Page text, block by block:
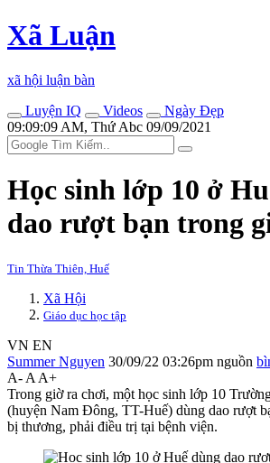
Xã Luận
xã hội luận bàn
Luyện IQ
Videos
Ngày Đẹp
09:09:09 AM, Thứ Abc 09/09/2021
Học sinh lớp 10 ở
dao rượt bạn trong
Tin Thừa Thiên, Huế
Xã Hội
Giáo dục học tập
VN EN
Summer Nguyen 30/09/22 03:26pm nguồn
A- A A+
Trong giờ ra chơi, một học sinh lớp 10
(huyện Nam Đông, TT-Huế) dùng dao rượt
bị thương, phải điều trị tại bệnh viện.